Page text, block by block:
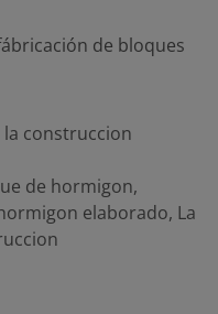
de bloques
la construccion
de hormigon,
elaborado, La